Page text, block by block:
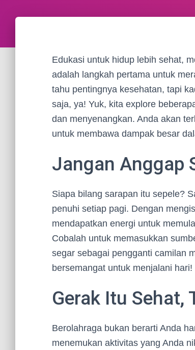
Edukasi untuk hidup lebih sehat,
adalah langkah pertama untuk
tahu pentingnya kesehatan, tapi
saja, ya! Yuk, kita explore
dan menyenangkan. Anda akan
untuk membawa dampak besar
Jangan Anggap
Siapa bilang sarapan itu sepele?
penuhi setiap pagi. Dengan
mendapatkan energi untuk
Cobalah untuk memasukkan
segar sebagai pengganti camilan
bersemangat untuk menjalani hari!
Gerak Itu Sehat,
Berolahraga bukan berarti Anda
menemukan aktivitas yang Anda